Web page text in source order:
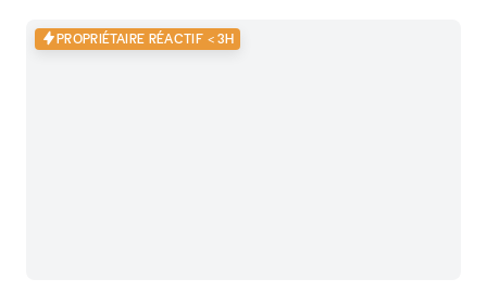
PROPRIÉTAIRE RÉACTIF < 3H